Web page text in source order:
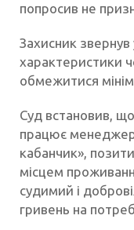
попросив не
Захисник звернув
характеристики
обмежитися
Суд встановив,
працює
кабанчик»,
місцем
судимий і
гривень на